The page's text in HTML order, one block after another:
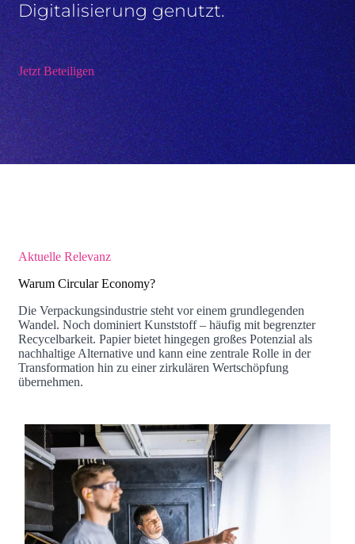
Digitalisierung genutzt.
Jetzt Beteiligen
Aktuelle Relevanz
Warum Circular Economy?
Die Verpackungsindustrie steht vor einem grundlegenden
Wandel. Noch dominiert Kunststoff – häufig mit begrenzter
Recycelbarkeit. Papier bietet hingegen großes Potenzial als
nachhaltige Alternative und kann eine zentrale Rolle in der
Transformation hin zu einer zirkulären Wertschöpfung
übernehmen.